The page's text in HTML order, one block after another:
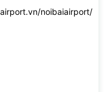
noibaiairport/